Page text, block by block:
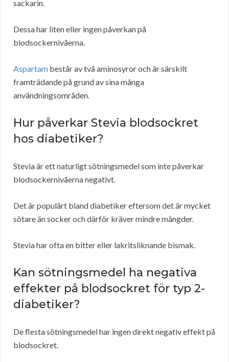
sackarin.
Dessa har liten eller ingen påverkan på
blodsockernivåerna.
Aspartam består av två aminosyror och är särskilt
framträdande på grund av sina många
användningsområden.
Hur påverkar Stevia blodsockret
hos diabetiker?
Stevia är ett naturligt sötningsmedel som inte påverkar
blodsockernivåerna negativt.
Det är populärt bland diabetiker eftersom det är mycket
sötare än socker och därför kräver mindre mängder.
Stevia har ofta en bitter eller lakritsliknande bismak.
Kan sötningsmedel ha negativa
effekter på blodsockret för typ 2-
diabetiker?
De flesta sötningsmedel har ingen direkt negativ effekt på
blodsockret.